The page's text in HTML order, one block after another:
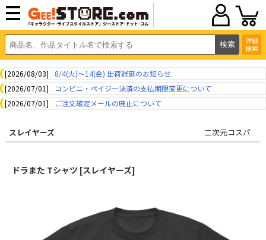
詳細
検索
[2026/08/03]
8/4(火)～14(金) 出荷遅延のお知らせ
[2026/07/01]
コンビニ・ペイジー決済の支払期限変更について
[2026/07/01]
ご注文確定メールの廃止について
スレイヤーズ 二次元コスパ
ドラまた Tシャツ [スレイヤーズ]